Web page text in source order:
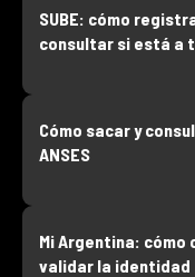
SUBE: cómo
consultar si está a
Cómo sacar y
ANSES
Mi Argentina: cómo
validar la identidad